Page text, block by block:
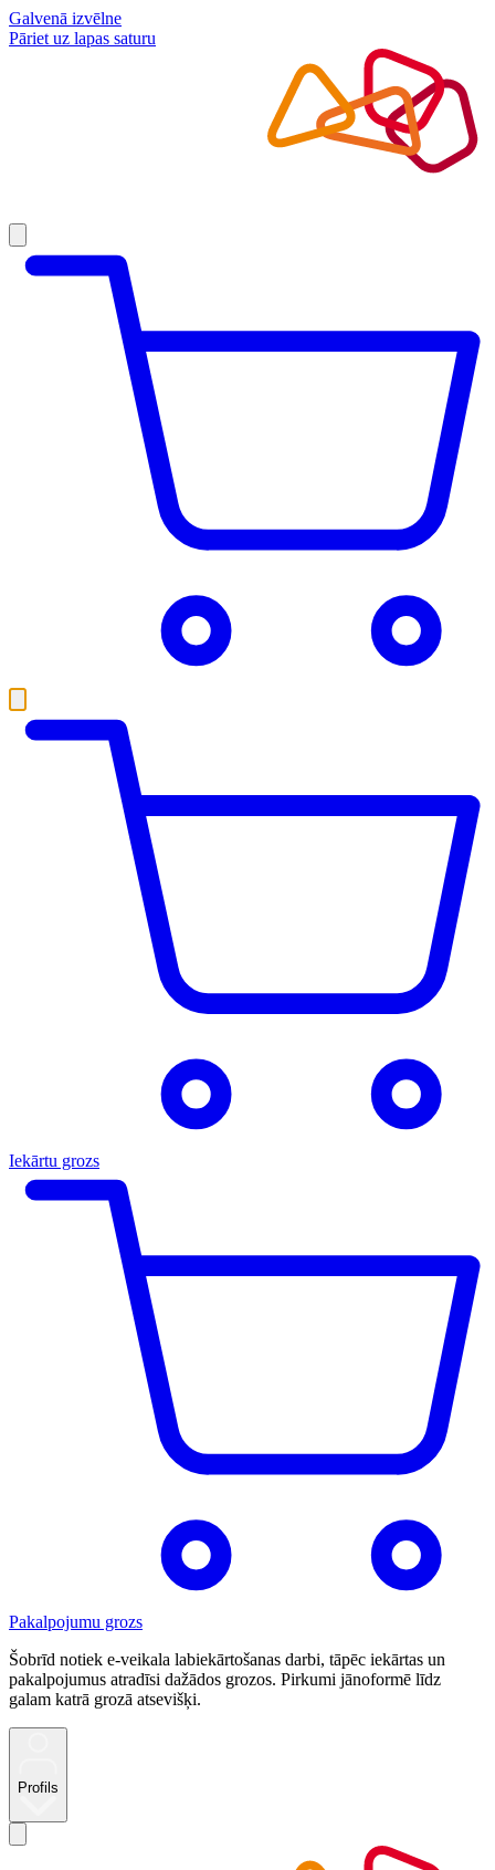
Galvenā izvēlne
Pāriet uz lapas saturu
Iekārtu grozs
Pakalpojumu grozs
Šobrīd notiek e-veikala labiekārtošanas darbi, tāpēc iekārtas un
pakalpojumus atradīsi dažādos grozos. Pirkumi jānoformē līdz
galam katrā grozā atsevišķi.
Profils